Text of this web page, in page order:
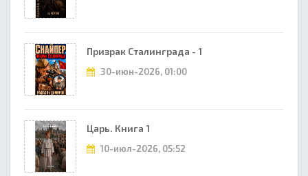
Призрак Сталинграда - 1
30-июн-2026, 01:00
Царь. Книга 1
10-июл-2026, 05:52